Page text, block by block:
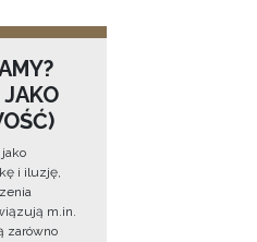
i iluzję,
m.in.
zarówno